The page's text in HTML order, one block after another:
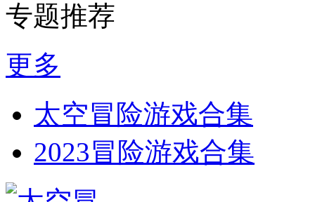
专题推荐
更多
太空冒险游戏合集
2023冒险游戏合集